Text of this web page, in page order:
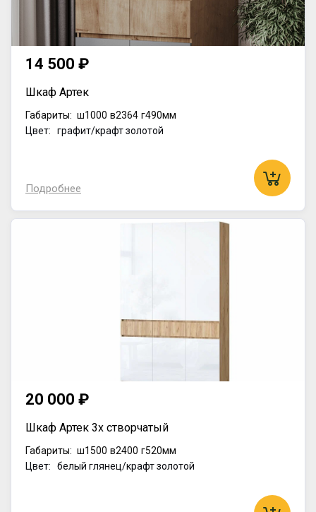
14 500 ₽
Шкаф Артек
Габариты: ш1000 в2364 г490мм
Цвет: графит/крафт золотой
Подробнее
20 000 ₽
Шкаф Артек 3х створчатый
Габариты: ш1500 в2400 г520мм
Цвет: белый глянец/крафт золотой